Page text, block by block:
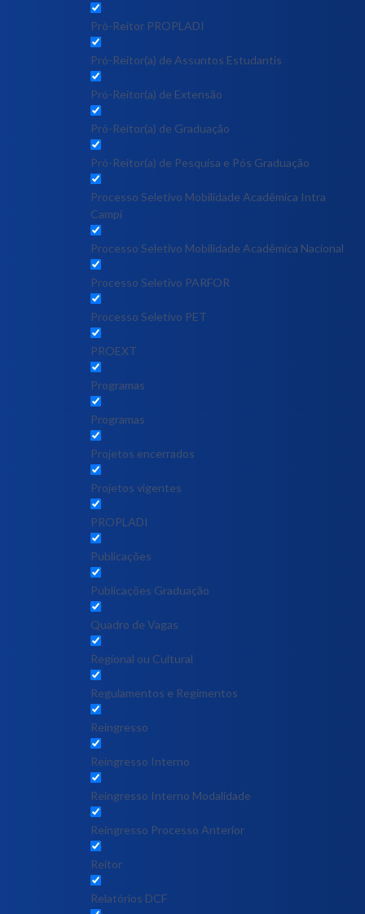
Pró-Reitor PROPLADI
Pró-Reitor(a) de Assuntos Estudantis
Pró-Reitor(a) de Extensão
Pró-Reitor(a) de Graduação
Pró-Reitor(a) de Pesquisa e Pós Graduação
Processo Seletivo Mobilidade Acadêmica Intra
Campi
Processo Seletivo Mobilidade Acadêmica Nacional
Processo Seletivo PARFOR
Processo Seletivo PET
PROEXT
Programas
Programas
Projetos encerrados
Projetos vigentes
PROPLADI
Publicações
Publicações Graduação
Quadro de Vagas
Regional ou Cultural
Regulamentos e Regimentos
Reingresso
Reingresso Interno
Reingresso Interno Modalidade
Reingresso Processo Anterior
Reitor
Relatórios DCF